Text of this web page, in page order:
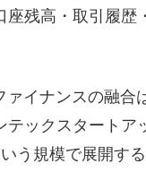
座残高・取引履歴
ァイナンスの融合
テックスタート
う規模で展開す